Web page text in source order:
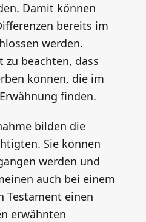
Damit können
bereits im
werden.
zu beachten, dass
können, die im
finden.
bilden die
Sie können
werden und
auch bei einem
Testament einen
erwähnten